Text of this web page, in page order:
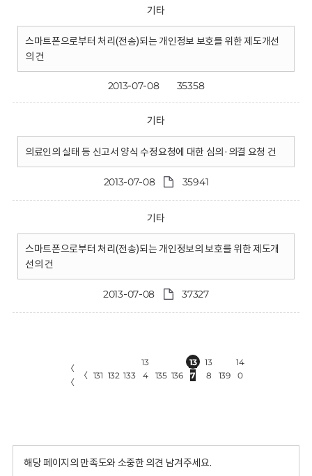
기타
스마트폰으로부터 처리(전송)되는 개인정보 보호를 위한 제도개선
의 건
2013-07-08 35358
기타
의료인의 실태 등 신고서 양식 수정요청에 대한 심의·의결 요청 건
2013-07-08 35941
기타
스마트폰으로부터 처리(전송)되는 개인정보의 보호를 위한 제도개
선의 건
2013-07-08 37327
〈
〈
〈 131 132 133
13
4
135 136
13
7
13
8
139
14
0
해당 페이지의 만족도와 소중한 의견 남겨주세요.